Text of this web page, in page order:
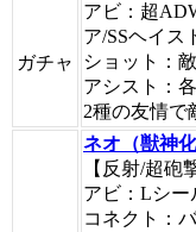
ガチャ
アビ：超
ア/SSヘイス
ショット：
アシスト：
2種の友情で
ネオ（獣神化
【反射/超砲
アビ：Lシー
コネクト：